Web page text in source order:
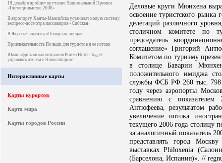
18 декабря пройдет вручение Национальной Премии
«Гостеприимство 2006»
В аэропорту Ханты-Мансийска установят новую систему
экспресс-досмотра пассажиров «Сибскан»
В Якутске зажглась «Полярная звезда»
Привлекательность Польши для туристов и ее истоки
Южноафриканская компания Protea Hotels будет
управлять отелем в Новосибирске
Интерактивные карты
Карты курортов
Карта мира
Карты городов России
Деловые круги Мюнхена
освоение туристского
делегаций различного
столичном комитете по
председатель
соглашение» Григорий
Комитетом по туризму
в столице Баварии
положительного имиджа
службы ФСБ РФ 260 тыс. 798
году через аэропорты
сравнению с
Антюфеева, результатом
увеличение потока
текущего 2006 года столицу
за аналогичный показатель
представлять город
выставках Philoxenia
(Барселона, Испания)». //